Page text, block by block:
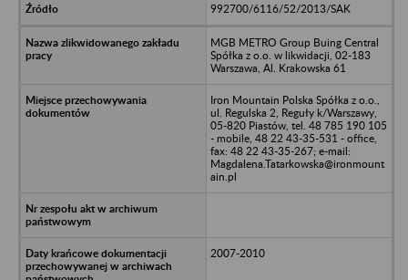
992700/6116/52/2013/SAK
MGB METRO Group Buing Central
Spółka z o.o. w likwidacji, 02-183
Warszawa, Al. Krakowska 61
Iron Mountain Polska Spółka z o.o.,
ul. Regulska 2, Reguły k/Warszawy,
05-820 Piastów, tel. 48 785 190 105
- mobile, 48 22 43-35-531 - office,
fax: 48 22 43-35-267; e-mail:
Magdalena.Tatarkowska@ironmount
ain.pl
2007-2010